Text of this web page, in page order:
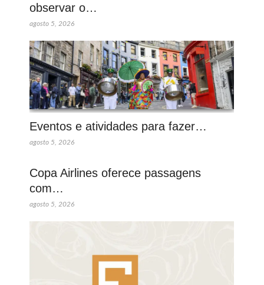
observar o…
agosto 5, 2026
Eventos e atividades para fazer…
agosto 5, 2026
Copa Airlines oferece passagens
com…
agosto 5, 2026